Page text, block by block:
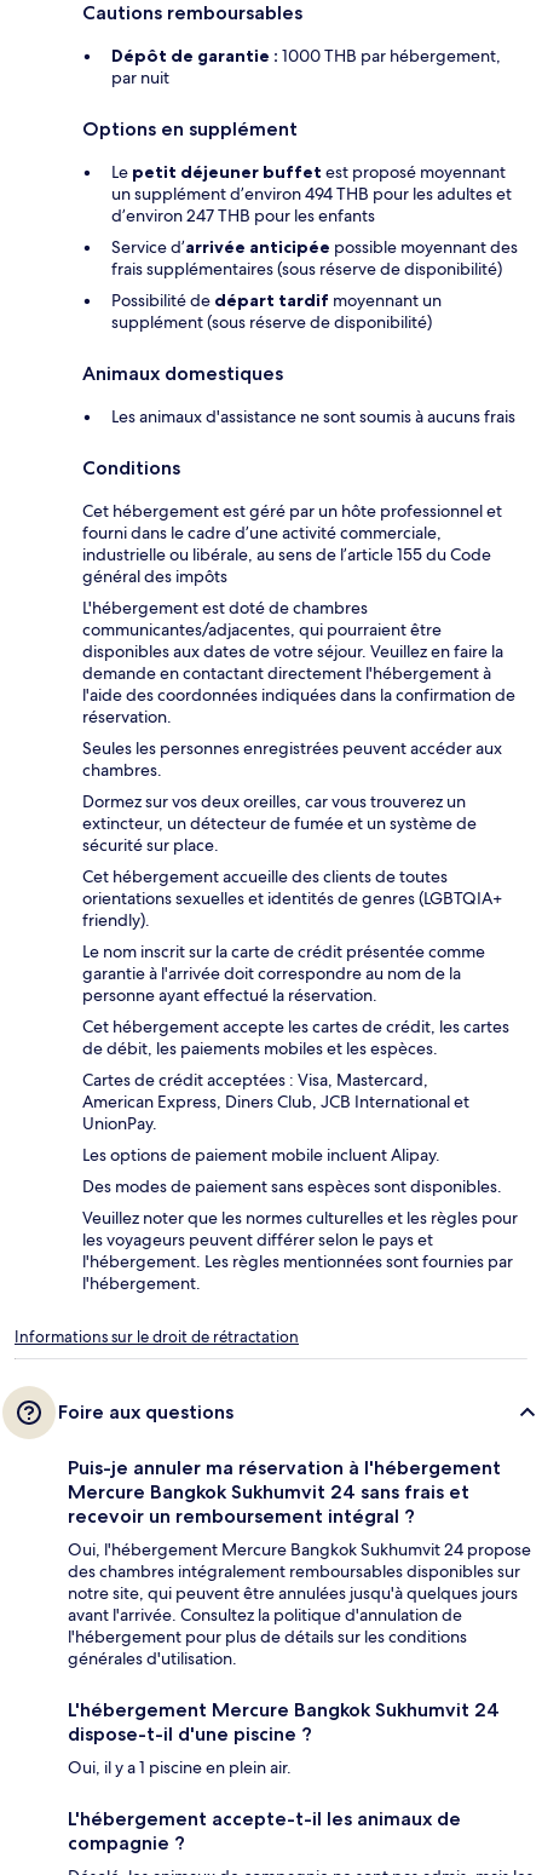
Cautions remboursables
Dépôt de garantie : 1000 THB par hébergement,
par nuit
Options en supplément
Le petit déjeuner buffet est proposé moyennant
un supplément d’environ 494 THB pour les adultes et
d’environ 247 THB pour les enfants
Service d’arrivée anticipée possible moyennant des
frais supplémentaires (sous réserve de disponibilité)
Possibilité de départ tardif moyennant un
supplément (sous réserve de disponibilité)
Animaux domestiques
Les animaux d'assistance ne sont soumis à aucuns frais
Conditions
Cet hébergement est géré par un hôte professionnel et
fourni dans le cadre d’une activité commerciale,
industrielle ou libérale, au sens de l’article 155 du Code
général des impôts
L'hébergement est doté de chambres
communicantes/adjacentes, qui pourraient être
disponibles aux dates de votre séjour. Veuillez en faire la
demande en contactant directement l'hébergement à
l'aide des coordonnées indiquées dans la confirmation de
réservation.
Seules les personnes enregistrées peuvent accéder aux
chambres.
Dormez sur vos deux oreilles, car vous trouverez un
extincteur, un détecteur de fumée et un système de
sécurité sur place.
Cet hébergement accueille des clients de toutes
orientations sexuelles et identités de genres (LGBTQIA+
friendly).
Le nom inscrit sur la carte de crédit présentée comme
garantie à l'arrivée doit correspondre au nom de la
personne ayant effectué la réservation.
Cet hébergement accepte les cartes de crédit, les cartes
de débit, les paiements mobiles et les espèces.
Cartes de crédit acceptées : Visa, Mastercard,
American Express, Diners Club, JCB International et
UnionPay.
Les options de paiement mobile incluent Alipay.
Des modes de paiement sans espèces sont disponibles.
Veuillez noter que les normes culturelles et les règles pour
les voyageurs peuvent différer selon le pays et
l'hébergement. Les règles mentionnées sont fournies par
l'hébergement.
Informations sur le droit de rétractation
Foire aux questions
Puis-je annuler ma réservation à l'hébergement
Mercure Bangkok Sukhumvit 24 sans frais et
recevoir un remboursement intégral ?
Oui, l'hébergement Mercure Bangkok Sukhumvit 24 propose
des chambres intégralement remboursables disponibles sur
notre site, qui peuvent être annulées jusqu'à quelques jours
avant l'arrivée. Consultez la politique d'annulation de
l'hébergement pour plus de détails sur les conditions
générales d'utilisation.
L'hébergement Mercure Bangkok Sukhumvit 24
dispose-t-il d'une piscine ?
Oui, il y a 1 piscine en plein air.
L'hébergement accepte-t-il les animaux de
compagnie ?